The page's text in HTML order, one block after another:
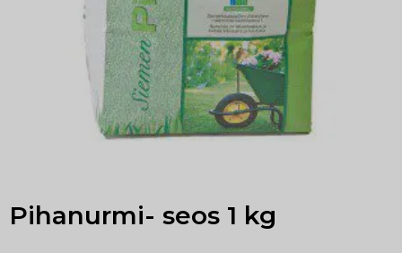
Pihanurmi- seos 1 kg